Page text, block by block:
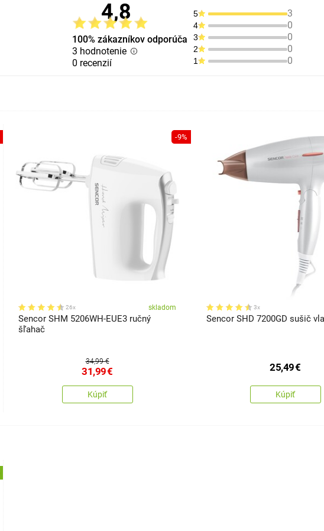
4,8
100% zákazníkov odporúča
3 hodnotenie
0 recenzií
5 3
4 0
3 0
2 0
1 0
-9%
26x skladom
Sencor SHM 5206WH-EUE3 ručný
šľahač
34,99 €
31,99€
Kúpiť
3x
Sencor SHD 7200GD sušič
25,49€
Kúpiť